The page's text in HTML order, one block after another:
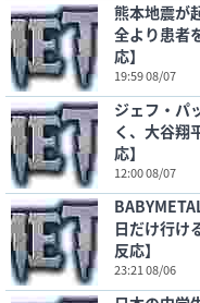
熊本地震が
全より患者
応】
19:59 08/07
ジェフ・パ
く、大谷翔
応】
12:00 08/07
日だけ行け
反応】
23:21 08/06